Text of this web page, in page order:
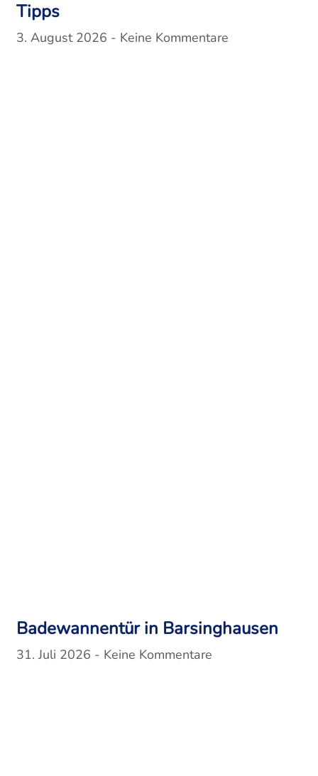
Tipps
3. August 2026 Keine Kommentare
Badewannentür in Barsinghausen
31. Juli 2026 Keine Kommentare